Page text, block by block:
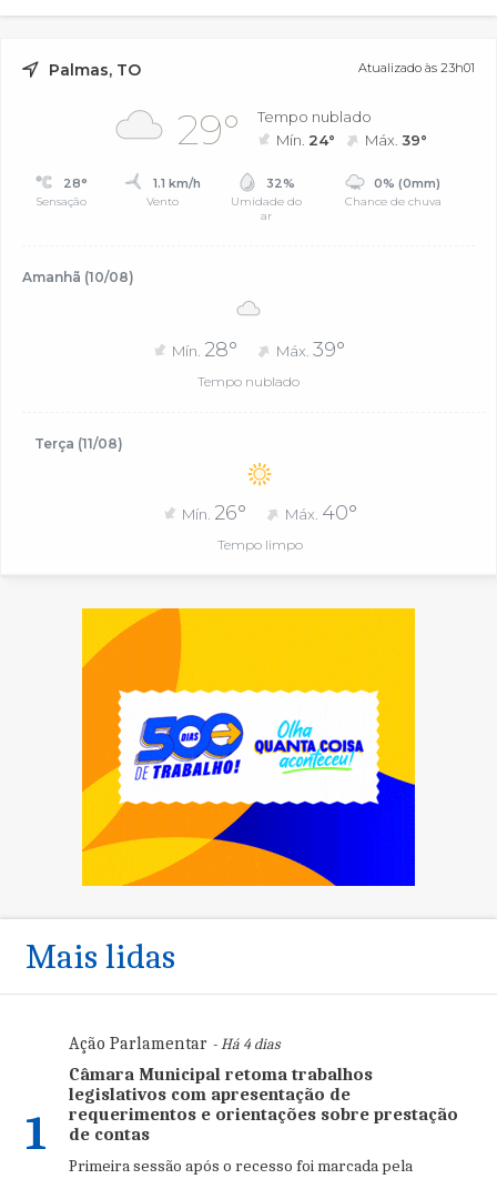
Palmas, TO Atualizado às 23h01
29°
Tempo nublado
Mín. 24° Máx.39°
28°
Sensação
1.1 km/h
Vento
32%
Umidade do
ar
0% (0mm)
Chance de chuva
Amanhã (10/08)
Mín. 28° Máx. 39°
Tempo nublado
Terça (11/08)
Mín. 26° Máx. 40°
Tempo limpo
Mais lidas
1
Ação Parlamentar - Há 4 dias
Câmara Municipal retoma trabalhos
legislativos com apresentação de
requerimentos e orientações sobre prestação
de contas
Primeira sessão após o recesso foi marcada pela